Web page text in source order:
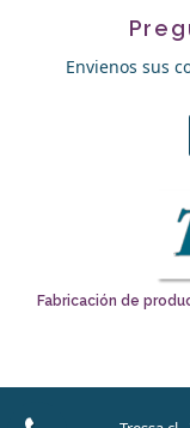
Envienos sus
Fabricación de